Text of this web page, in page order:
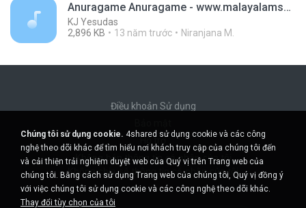
Anuragame Anuragame - www.malayalamsonglyrics.net
KJ Yesudas
2,896 KB
13 năm trước Niranjana M.
Điều khoản Sử dụng
Hỗ trợ
Không bán thông tin cá nhân của tôi
Không chia sẻ thông tin cá nhân của tôi
Chúng tôi sử dụng cookie. 4shared sử dụng cookie và các công
nghệ theo dõi khác để tìm hiểu nơi khách truy cập của chúng tôi đến
và cải thiện trải nghiệm duyệt web của Quý vị trên Trang web của
chúng tôi. Bằng cách sử dụng Trang web của chúng tôi, Quý vị đồng ý
với việc chúng tôi sử dụng cookie và các công nghệ theo dõi khác.
Thay đổi tùy chọn của tôi